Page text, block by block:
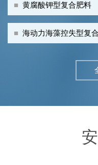
■ 黄腐酸钾型复合肥料
■ 海动力海藻控失型复